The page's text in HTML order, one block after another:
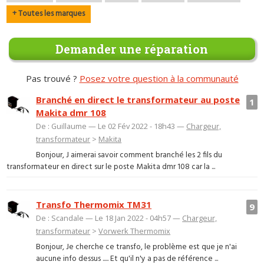
+ Toutes les marques
Demander une réparation
Pas trouvé ? Posez votre question à la communauté
1
Branché en direct le transformateur au poste
Makita dmr 108
De : Guillaume — Le 02 Fév 2022 - 18h43 — Chargeur,
transformateur > Makita
Bonjour, J aimerai savoir comment branché les 2 fils du
transformateur en direct sur le poste Makita dmr 108 car la ...
9
Transfo Thermomix TM31
De : Scandale — Le 18 Jan 2022 - 04h57 — Chargeur,
transformateur >Vorwerk Thermomix
Bonjour, Je cherche ce transfo, le problème est que je n'ai
aucune info dessus ..... Et qu'il n'y a pas de référence ...